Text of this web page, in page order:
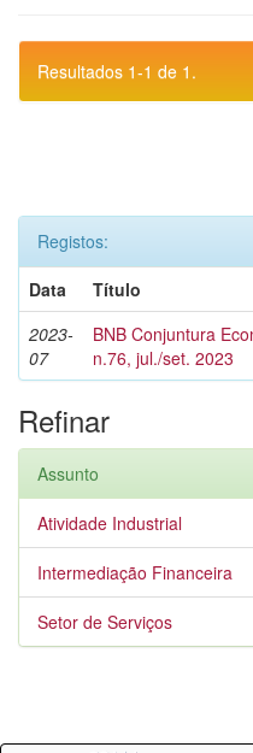
Resultados 1-1 de 1.
Registos:
Data
Título
2023-
07
BNB Conjuntura
n.76, jul./set. 2023
Refinar
Assunto
Atividade Industrial
Intermediação Financeira
Setor de Serviços